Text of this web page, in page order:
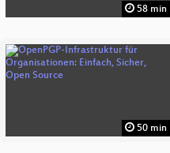
58 min
50 min